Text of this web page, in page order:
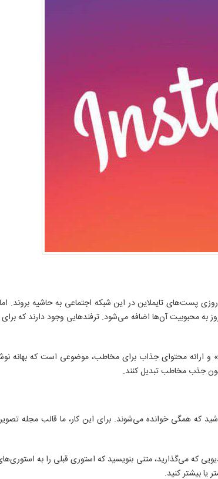
پست‌های تایملاین در این شبکه اجتماعی به حاشیه بروند.
به محبوبیت آن‌ها اضافه می‌شود. ترفندهایی وجود دارند که
و ارائه محتوای جذاب برای مخاطب، موضوعی است که
جذب مخاطب تبدیل کنند.
که همگی خوانده می‌شوند. برای این کار، ما قالب مجله
که می‌گذارید، متنی بنویسید که استوری قبلی را به
یا بیشتر کنید.